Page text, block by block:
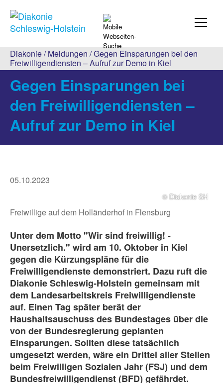
Diakonie/Meldungen / Gegen Einsparungen bei den
Freiwilligendiensten – Aufruf zur Demo in Kiel
Gegen Einsparungen bei
den Freiwilligendiensten –
Aufruf zur Demo in Kiel
05.10.2023
Freiwillige auf dem Holländerhof in Flensburg
© Diakonie SH
Unter dem Motto "Wir sind freiwillig! -
Unersetzlich." wird am 10. Oktober in Kiel
gegen die Kürzungspläne für die
Freiwilligendienste demonstriert. Dazu ruft die
Diakonie Schleswig-Holstein gemeinsam mit
dem Landesarbeitskreis Freiwilligendienste
auf. Einen Tag später berät der
Haushaltsauschuss des Bundestages über die
von der Bundesregierung geplanten
Einsparungen. Sollten diese tatsächlich
umgesetzt werden, wäre ein Drittel aller Stellen
beim Freiwilligen Sozialen Jahr (FSJ) und dem
Bundesfreiwilligendienst (BFD) gefährdet.